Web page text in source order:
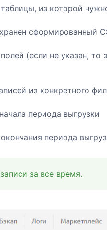
из которой
сформированный
(если не указан, то
из конкретного
периода выгрузки
периода
за все время.